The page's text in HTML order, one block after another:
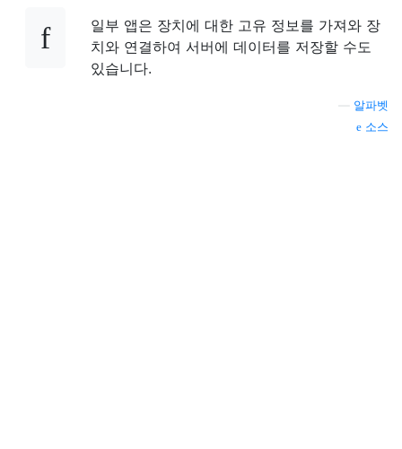
일부 앱은 장치에 대한 고유 정보를 가져와 장
치와 연결하여 서버에 데이터를 저장할 수도
있습니다.
알파벳
소스